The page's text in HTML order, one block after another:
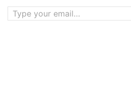
Type your email…